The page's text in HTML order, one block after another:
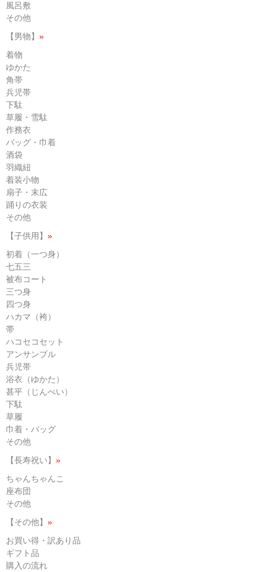
風呂敷
その他
【男物】 »
着物
ゆかた
角帯
兵児帯
下駄
草履・雪駄
作務衣
バッグ・巾着
酒袋
羽織紐
着装小物
扇子・末広
踊りの衣装
その他
【子供用】 »
初着（一つ身）
七五三
被布コート
三つ身
四つ身
ハカマ（袴）
帯
ハコセコセット
アンサンブル
兵児帯
浴衣（ゆかた）
甚平（じんべい）
下駄
草履
巾着・バッグ
その他
【長寿祝い】 »
ちゃんちゃんこ
座布団
その他
【その他】 »
お買い得・訳あり品
ギフト品
購入の流れ